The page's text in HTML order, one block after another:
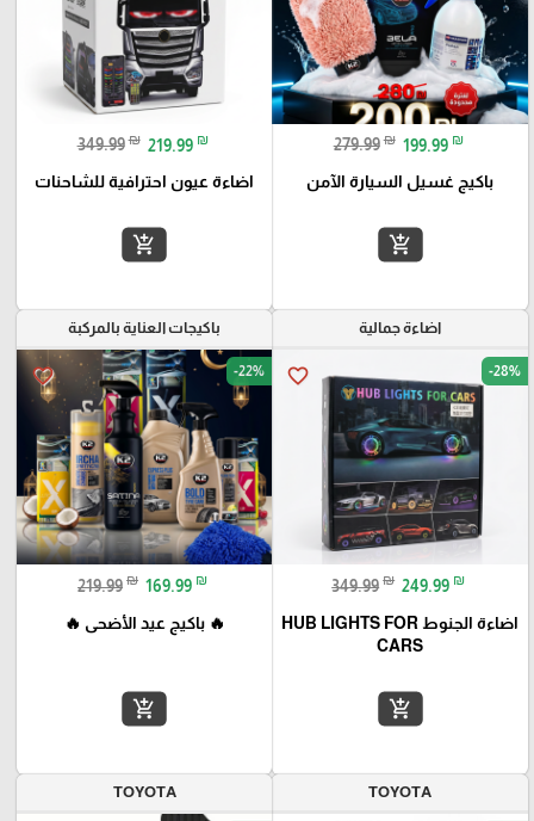
279.99 ₪ 199.99 ₪
باكيج غسيل السيارة الآمن
add_shopping_cart
349.99 ₪ 219.99 ₪
اضاءة عيون احترافية للشاحنات
add_shopping_cart
اضاءة جمالية
favorite_border -28%
349.99 ₪ 249.99 ₪
اضاءة الجنوط HUB LIGHTS FOR
CARS
add_shopping_cart
باكيجات العناية بالمركبة
favorite_border -22%
219.99 ₪ 169.99 ₪
🔥 باكيج عيد الأضحى 🔥
add_shopping_cart
TOYOTA
TOYOTA